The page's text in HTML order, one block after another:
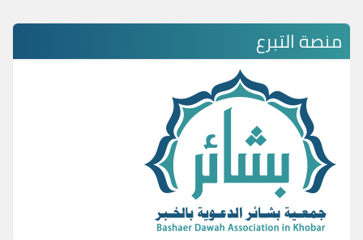
منصة التبرع